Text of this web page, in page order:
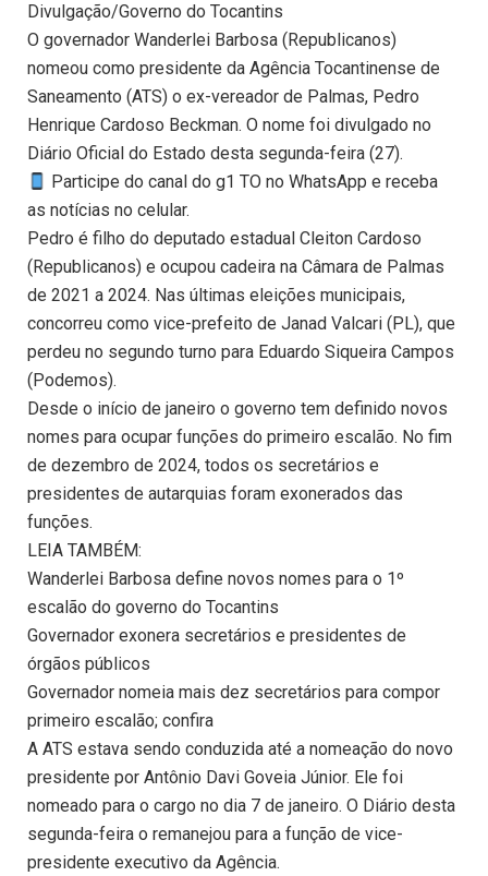
Divulgação/Governo do Tocantins
O governador Wanderlei Barbosa (Republicanos)
nomeou como presidente da Agência Tocantinense de
Saneamento (ATS) o ex-vereador de Palmas, Pedro
Henrique Cardoso Beckman. O nome foi divulgado no
Diário Oficial do Estado desta segunda-feira (27).
Participe do canal do g1 TO no WhatsApp e receba
as notícias no celular.
Pedro é filho do deputado estadual Cleiton Cardoso
(Republicanos) e ocupou cadeira na Câmara de Palmas
de 2021 a 2024. Nas últimas eleições municipais,
concorreu como vice-prefeito de Janad Valcari (PL), que
perdeu no segundo turno para Eduardo Siqueira Campos
(Podemos).
Desde o início de janeiro o governo tem definido novos
nomes para ocupar funções do primeiro escalão. No fim
de dezembro de 2024, todos os secretários e
presidentes de autarquias foram exonerados das
funções.
LEIA TAMBÉM:
Wanderlei Barbosa define novos nomes para o 1º
escalão do governo do Tocantins
Governador exonera secretários e presidentes de
órgãos públicos
Governador nomeia mais dez secretários para compor
primeiro escalão; confira
A ATS estava sendo conduzida até a nomeação do novo
presidente por Antônio Davi Goveia Júnior. Ele foi
nomeado para o cargo no dia 7 de janeiro. O Diário desta
segunda-feira o remanejou para a função de vice-
presidente executivo da Agência.